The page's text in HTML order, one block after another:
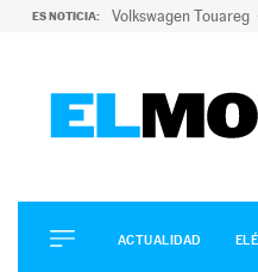
ES NOTICIA: Volkswagen Touareg
ELÉCTRICOS
CONDUCIR
ACTUALIDAD